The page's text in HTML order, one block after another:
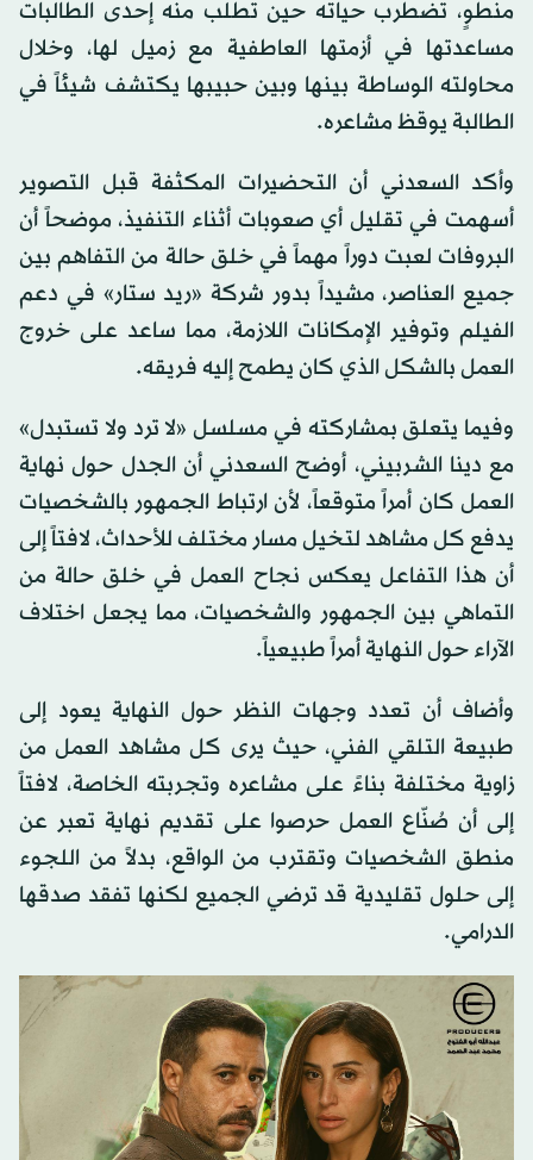
منطوٍ، تضطرب حياته حين تطلب منه إحدى الطالبات
مساعدتها في أزمتها العاطفية مع زميل لها، وخلال
محاولته الوساطة بينها وبين حبيبها يكتشف شيئاً في
الطالبة يوقظ مشاعره.
وأكد السعدني أن التحضيرات المكثفة قبل التصوير
أسهمت في تقليل أي صعوبات أثناء التنفيذ، موضحاً أن
البروفات لعبت دوراً مهماً في خلق حالة من التفاهم بين
جميع العناصر، مشيداً بدور شركة «ريد ستار» في دعم
الفيلم وتوفير الإمكانات اللازمة، مما ساعد على خروج
العمل بالشكل الذي كان يطمح إليه فريقه.
وفيما يتعلق بمشاركته في مسلسل «لا ترد ولا تستبدل»
مع دينا الشربيني، أوضح السعدني أن الجدل حول نهاية
العمل كان أمراً متوقعاً، لأن ارتباط الجمهور بالشخصيات
يدفع كل مشاهد لتخيل مسار مختلف للأحداث، لافتاً إلى
أن هذا التفاعل يعكس نجاح العمل في خلق حالة من
التماهي بين الجمهور والشخصيات، مما يجعل اختلاف
الآراء حول النهاية أمراً طبيعياً.
وأضاف أن تعدد وجهات النظر حول النهاية يعود إلى
طبيعة التلقي الفني، حيث يرى كل مشاهد العمل من
زاوية مختلفة بناءً على مشاعره وتجربته الخاصة، لافتاً
إلى أن صُنّاع العمل حرصوا على تقديم نهاية تعبر عن
منطق الشخصيات وتقترب من الواقع، بدلاً من اللجوء
إلى حلول تقليدية قد ترضي الجميع لكنها تفقد صدقها
الدرامي.